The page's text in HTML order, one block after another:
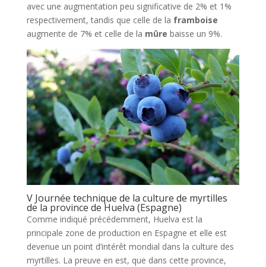
avec une augmentation peu significative de 2% et 1%
respectivement, tandis que celle de la framboise
augmente de 7% et celle de la mûre baisse un 9%.
V Journée technique de la culture de myrtilles
de la province de Huelva (Espagne)
Comme indiqué précédemment, Huelva est la
principale zone de production en Espagne et elle est
devenue un point d’intérêt mondial dans la culture des
myrtilles. La preuve en est, que dans cette province,